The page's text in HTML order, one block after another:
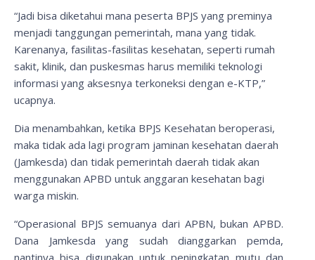
“Jadi bisa diketahui mana peserta BPJS yang preminya
menjadi tanggungan pemerintah, mana yang tidak.
Karenanya, fasilitas-fasilitas kesehatan, seperti rumah
sakit, klinik, dan puskesmas harus memiliki teknologi
informasi yang aksesnya terkoneksi dengan e-KTP,”
ucapnya.
Dia menambahkan, ketika BPJS Kesehatan beroperasi,
maka tidak ada lagi program jaminan kesehatan daerah
(Jamkesda) dan tidak pemerintah daerah tidak akan
menggunakan APBD untuk anggaran kesehatan bagi
warga miskin.
“Operasional BPJS semuanya dari APBN, bukan APBD.
Dana Jamkesda yang sudah dianggarkan pemda,
nantinya bisa digunakan untuk peningkatan mutu dan